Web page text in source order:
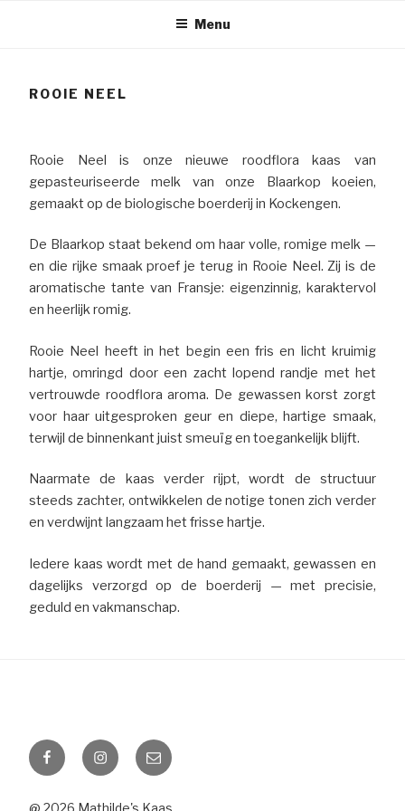
Menu
ROOIE NEEL
Rooie Neel is onze nieuwe roodflora kaas van
gepasteuriseerde melk van onze Blaarkop koeien,
gemaakt op de biologische boerderij in Kockengen.
De Blaarkop staat bekend om haar volle, romige melk —
en die rijke smaak proef je terug in Rooie Neel. Zij is de
aromatische tante van Fransje: eigenzinnig, karaktervol
en heerlijk romig.
Rooie Neel heeft in het begin een fris en licht kruimig
hartje, omringd door een zacht lopend randje met het
vertrouwde roodflora aroma. De gewassen korst zorgt
voor haar uitgesproken geur en diepe, hartige smaak,
terwijl de binnenkant juist smeuïg en toegankelijk blijft.
Naarmate de kaas verder rijpt, wordt de structuur
steeds zachter, ontwikkelen de notige tonen zich verder
en verdwijnt langzaam het frisse hartje.
Iedere kaas wordt met de hand gemaakt, gewassen en
dagelijks verzorgd op de boerderij — met precisie,
geduld en vakmanschap.
FacebookInstagram
E-
mail